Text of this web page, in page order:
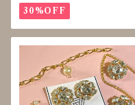
30%OFF